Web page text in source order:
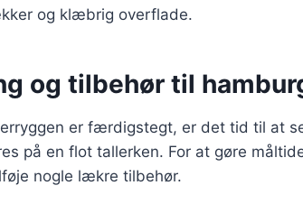
og klæbrig overflade.
og tilbehør til
er færdigstegt, er det tid til at
på en flot tallerken. For at gøre
nogle lækre tilbehør.